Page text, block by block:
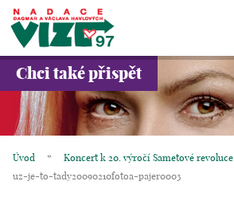
O NÁS
PROJEKTY
GALERIE
Chci také přispět
Úvod * Koncert k 20. výročí Sametové revoluce
uz-je-to-tady20090210fotoa-pajer0003